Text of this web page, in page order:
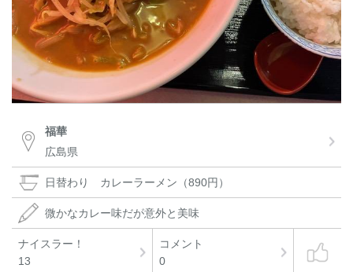
福華
広島県
日替わり カレーラーメン（890円）
微かなカレー味だが意外と美味
ナイスラー！
13
コメント
0